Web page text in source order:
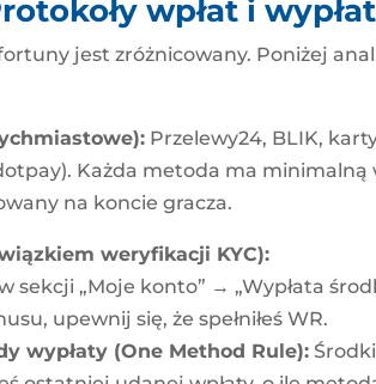
wpłat i wypłat
jest zróżnicowany. Poniżej
Przelewy24, BLIK,
Każda metoda ma minimalną
na koncie gracza.
weryfikacji KYC):
sekcji „Moje konto” → „Wypłata
upewnij się, że spełniłeś WR.
wypłaty (One Method Rule):